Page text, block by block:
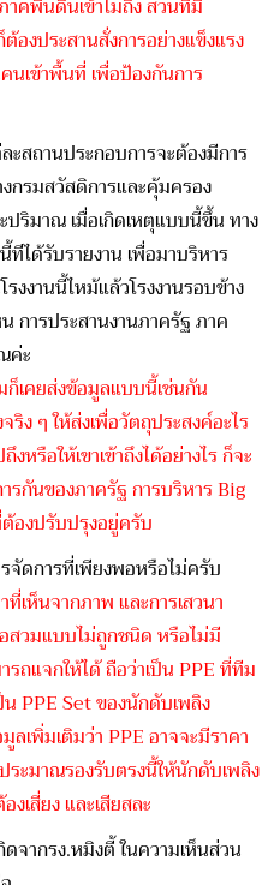
าคพื้นดินเข้าไม่ถึง ส่วนที่มี
งประสานสั่งการอย่างแข็งแรง
นเข้าพื้นที่ เพื่อป้องกันการ
ะสถานประกอบการจะต้องมีการ
กรมสวัสดิการและคุ้มครอง
ปริมาณ เมื่อเกิดเหตุแบบนี้ขึ้น ทาง
ที่ได้รับรายงาน เพื่อมาบริหาร
งงานนี้ไหม้แล้วโรงงานรอบข้าง
การประสานงานภาครัฐ ภาค
ค่ะ
เคยส่งข้อมูลแบบนี้เช่นกัน
ริง ๆ ให้ส่งเพื่อวัตถุประสงค์อะไร
งหรือให้เขาเข้าถึงได้อย่างไร ก็จะ
กันของภาครัฐ การบริหาร Big
องปรับปรุงอยู่ครับ
จัดการที่เพียงพอหรือไม่ครับ
ที่เห็นจากภาพ และการเสวนา
สวมแบบไม่ถูกชนิด หรือไม่มี
รถแจกให้ได้ ถือว่าเป็น PPE ที่ทีม
น PPE Set ของนักดับเพลิง
ลเพิ่มเติมว่าPPE อาจจะมีราคา
ระมาณรองรับตรงนี้ให้นักดับเพลิง
เสี่ยง และเสียสละ
ดจากรง.หมิงตี้ ในความเห็นส่วน